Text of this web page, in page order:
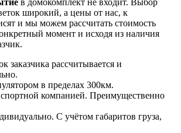
в домокомплект не входит. Выбор
широкий, а цены от нас, к
и мы можем рассчитать стоимость
момент и исходя из наличия
заказчика рассчитывается и
в пределах 300км.
компанией. Преимущественно
С учётом габаритов груза,